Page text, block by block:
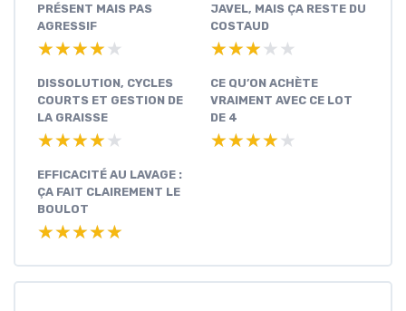
PRÉSENT MAIS PAS
AGRESSIF
★★★★★
★★★★★
JAVEL, MAIS ÇA RESTE DU
COSTAUD
★★★★★
★★★★★
DISSOLUTION, CYCLES
COURTS ET GESTION DE
LA GRAISSE
★★★★★
★★★★★
CE QU’ON ACHÈTE
VRAIMENT AVEC CE LOT
DE 4
★★★★★
★★★★★
EFFICACITÉ AU LAVAGE :
ÇA FAIT CLAIREMENT LE
BOULOT
★★★★★
★★★★★